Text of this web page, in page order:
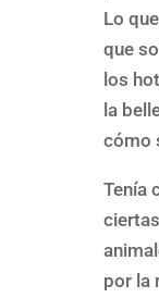
Lo
que
los
la
cómo
Tenía
por la